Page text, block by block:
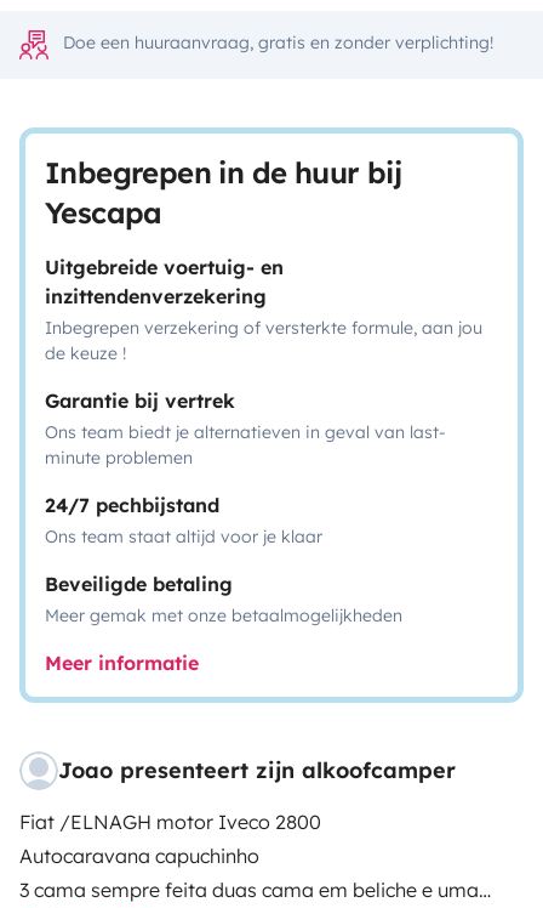
Doe een huuraanvraag, gratis en zonder verplichting!
Inbegrepen in de huur bij
Yescapa
Uitgebreide voertuig- en
inzittendenverzekering
Inbegrepen verzekering of versterkte formule, aan jou
de keuze !
Garantie bij vertrek
Ons team biedt je alternatieven in geval van last-
minute problemen
24/7 pechbijstand
Ons team staat altijd voor je klaar
Beveiligde betaling
Meer gemak met onze betaalmogelijkheden
Meer informatie
Joao presenteert zijn alkoofcamper
Fiat /ELNAGH motor Iveco 2800
Autocaravana capuchinho
3 cama sempre feita duas cama em beliche e uma